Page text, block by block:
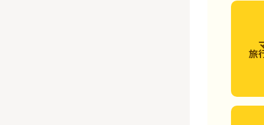
旅